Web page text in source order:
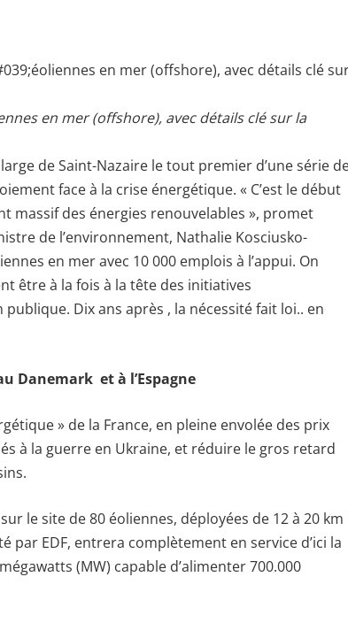
en mer (offshore), avec détails clé sur la
de Saint-Nazaire le tout premier d’une série
face à la crise énergétique. « C’est le début
massif des énergies renouvelables », promet
de l’environnement, Nathalie Kosciusko-
en mer avec 10 000 emplois à l’appui. On
être à la fois à la tête des initiatives
Dix ans après , la nécessité fait loi.. en
Danemark et à l’Espagne
» de la France, en pleine envolée des prix
à la guerre en Ukraine, et réduire le gros retard
le site de 80 éoliennes, déployées de 12 à 20 km
par EDF, entrera complètement en service d’ici la
(MW) capable d’alimenter 700.000